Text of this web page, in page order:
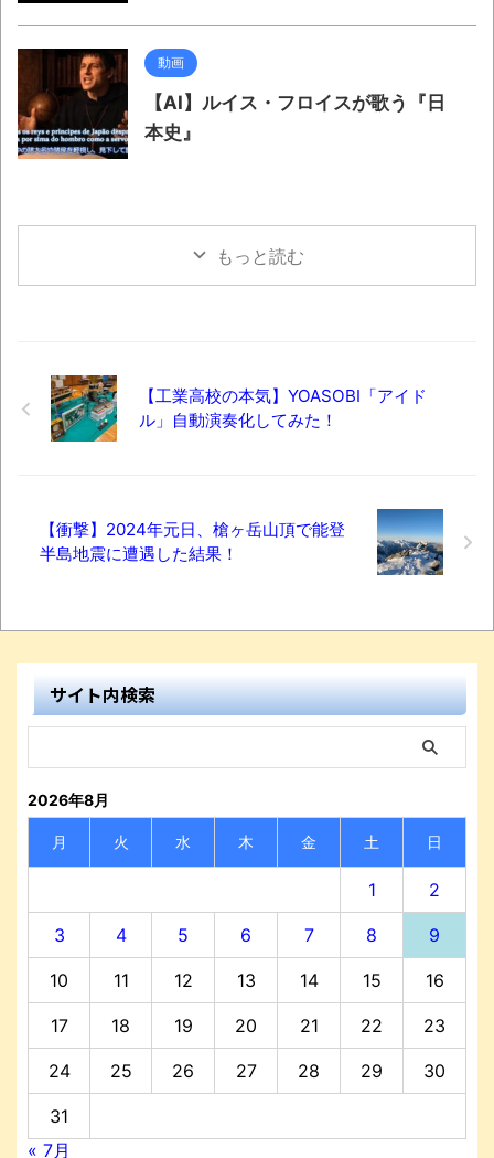
動画
【AI】ルイス・フロイスが歌う『日
本史』
もっと読む
【工業高校の本気】YOASOBI「アイド
ル」自動演奏化してみた！
【衝撃】2024年元日、槍ヶ岳山頂で能登
半島地震に遭遇した結果！
サイト内検索
2026年8月
月 火 水 木 金 土 日
1 2
3 4 5 6 7 8 9
10 11 12 13 14 15 16
17 18 19 20 21 22 23
24 25 26 27 28 29 30
31
« 7月